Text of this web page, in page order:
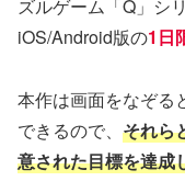
ズルゲーム「Q」シ
iOS/Android版の1日
本作は画面をなぞる
できるので、 それら
意された目標を達成